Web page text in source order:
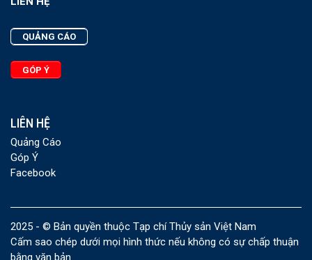
QUẢNG CÁO
GÓP Ý
LIÊN HỆ
Quảng Cáo
Góp Ý
Facebook
2025 - © Bản quyền thuộc Tạp chí Thủy sản Việt Nam
Cấm sao chép dưới mọi hình thức nếu không có sự chấp thuận